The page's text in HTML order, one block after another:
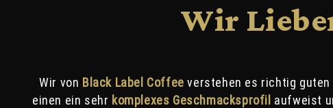
Wir
Wir von Black Label Coffee verstehen es richtig guten
einen ein sehr komplexes Geschmacksprofil aufweist